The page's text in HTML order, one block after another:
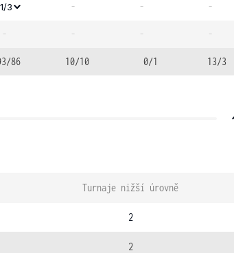
1/3 - - -
- - - -
86 10/10 0/1 13/3
Turnaje nižší úrovně
2
2